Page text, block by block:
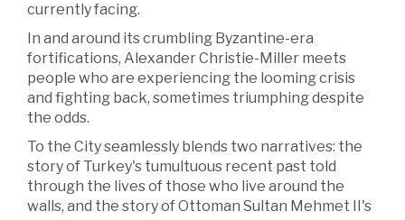
currently facing.
In and around its crumbling Byzantine-era
fortifications, Alexander Christie-Miller meets
people who are experiencing the looming crisis
and fighting back, sometimes triumphing despite
the odds.
To the City seamlessly blends two narratives: the
story of Turkey's tumultuous recent past told
through the lives of those who live around the
walls, and the story of Ottoman Sultan Mehmet II's